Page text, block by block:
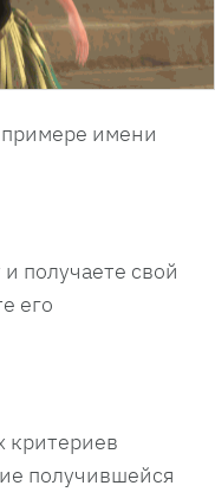
имени
получаете свой
его
критериев
получившейся